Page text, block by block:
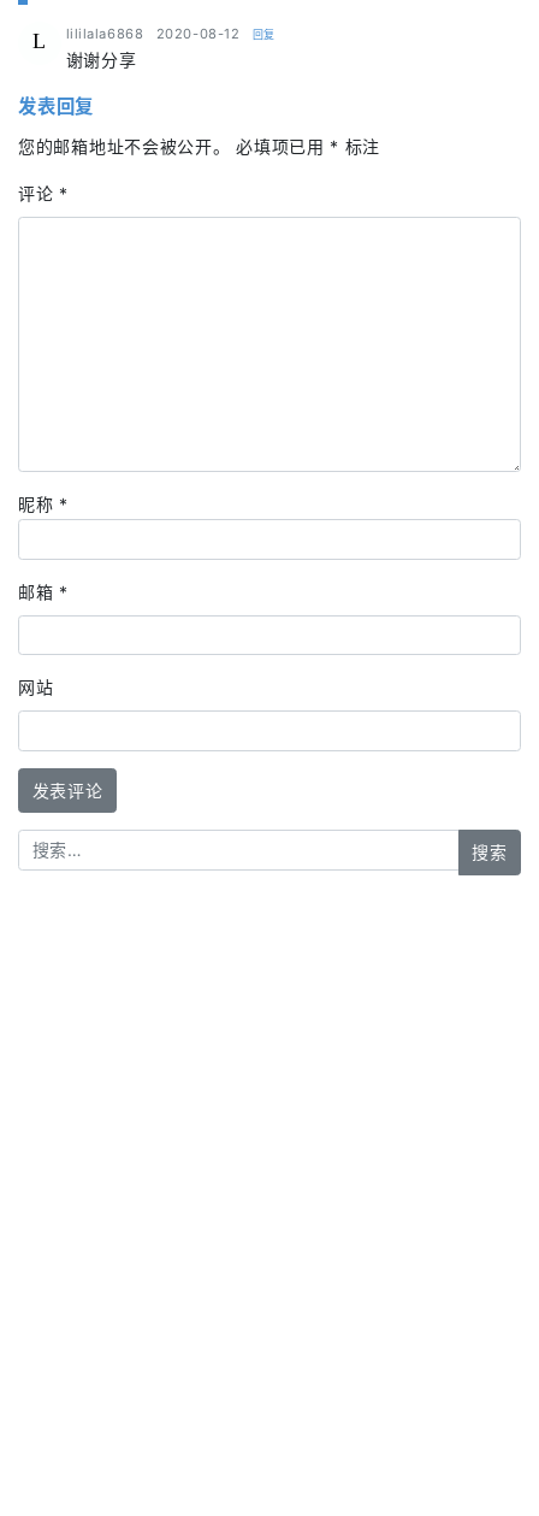
L lililala6868 says:
2020-08-12 回复
谢谢分享
发表回复
您的邮箱地址不会被公开。 必填项已用 * 标注
评论 *
昵称 *
邮箱 *
网站